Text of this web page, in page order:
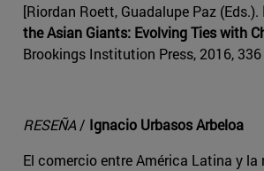
[Riordan Roett, Guadalupe Paz (Eds.).
the Asian Giants: Evolving Ties with
Brookings Institution Press, 2016,
RESEÑA/ Ignacio Urbasos Arbeloa
El comercio entre América Latina y la